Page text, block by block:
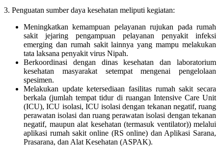
3. Penguatan sumber daya kesehatan meliputi kegiatan:
Meningkatkan kemampuan pelayanan rujukan pada rumah
sakit jejaring pengampuan pelayanan penyakit infeksi
emerging dan rumah sakit lainnya yang mampu melakukan
tata laksana penyakit virus Nipah.
Berkoordinasi dengan dinas kesehatan dan laboratorium
kesehatan masyarakat setempat mengenai pengelolaan
spesimen.
Melakukan update ketersediaan fasilitas rumah sakit secara
berkala (jumlah tempat tidur di ruangan Intensive Care Unit
(ICU), ICU isolasi, ICU isolasi dengan tekanan negatif, ruang
perawatan isolasi dan ruang perawatan isolasi dengan tekanan
negatif, maupun alat kesehatan (termasuk ventilator)) melalui
aplikasi rumah sakit online (RS online) dan Aplikasi Sarana,
Prasarana, dan Alat Kesehatan (ASPAK).